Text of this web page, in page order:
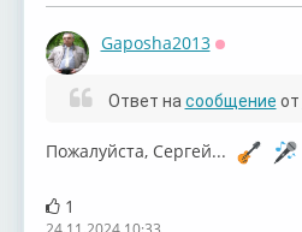
Gaposha2013
Ответ на сообщение от
Пожалуйста, Сергей...
1